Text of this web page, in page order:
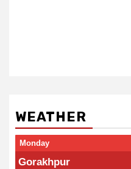
WEATHER
Monday
Gorakhpur